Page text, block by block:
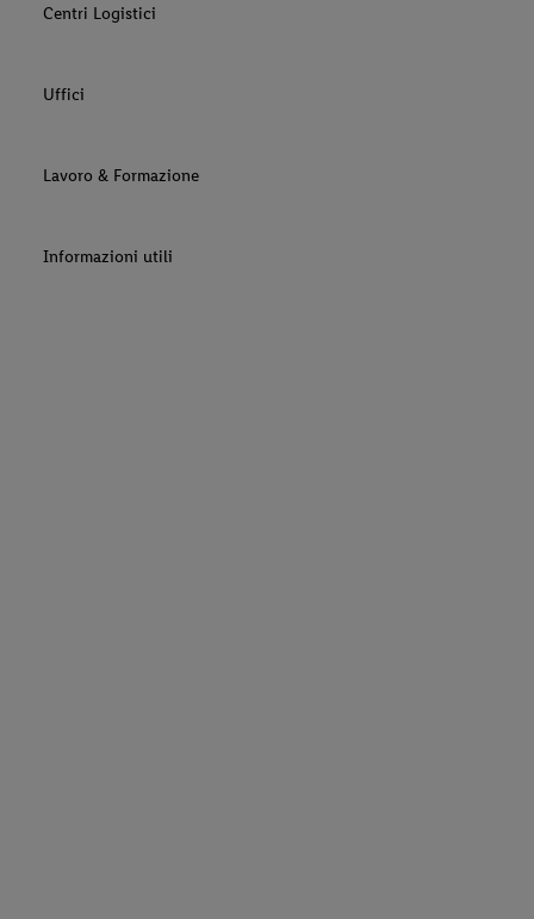
Centri Logistici
Uffici
Lavoro & Formazione
Informazioni utili